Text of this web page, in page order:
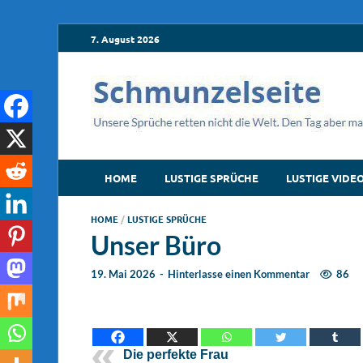
7. August 2026
HOME LUSTIGE SPRÜCHE LUSTIGE
HOME /LUSTIGE SPRÜCHE
Unser Büro
19. Mai 2026 - Hinterlasse einen Kommentar 86
Die perfekte Frau